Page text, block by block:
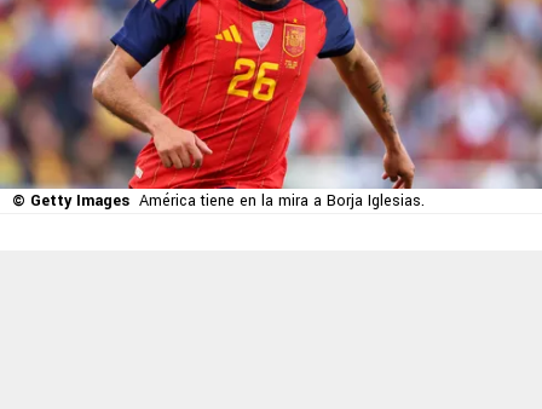
© Getty Images América tiene en la mira a Borja Iglesias.